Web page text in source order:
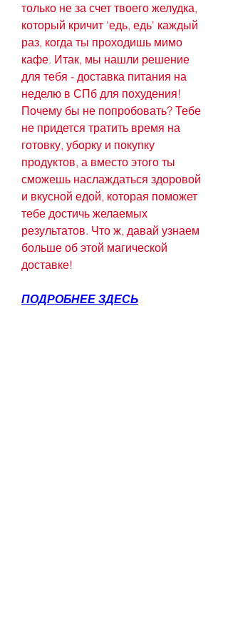
только не за счет твоего желудка,
который кричит 'едь, едь' каждый
раз, когда ты проходишь мимо
кафе. Итак, мы нашли решение
для тебя - доставка питания на
неделю в СПб для похудения!
Почему бы не попробовать? Тебе
не придется тратить время на
готовку, уборку и покупку
продуктов, а вместо этого ты
сможешь наслаждаться здоровой
и вкусной едой, которая поможет
тебе достичь желаемых
результатов. Что ж, давай узнаем
больше об этой магической
доставке!
ПОДРОБНЕЕ ЗДЕСЬ